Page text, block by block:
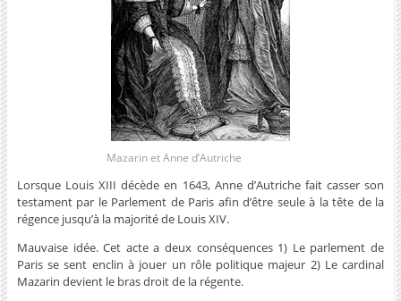
Mazarin et Anne d’Autriche
Lorsque Louis XIII décède en 1643, Anne d’Autriche fait casser son
testament par le Parlement de Paris afin d’être seule à la tête de la
régence jusqu’à la majorité de Louis XIV.
Mauvaise idée. Cet acte a deux conséquences 1) Le parlement de
Paris se sent enclin à jouer un rôle politique majeur 2) Le cardinal
Mazarin devient le bras droit de la régente.